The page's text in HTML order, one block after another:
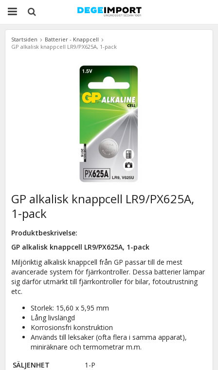
Startsiden
Batterier - Knappcell
GP alkalisk knappcell LR9/PX625A, 1-pack
GP alkalisk knappcell LR9/PX625A,
1-pack
Produktbeskrivelse:
GP alkalisk knappcell LR9/PX625A, 1-pack
Miljöriktig alkalisk knappcell från GP passar till de mest
avancerade system för fjärrkontroller. Dessa batterier lämpar
sig därför utmärkt till fjärrkontroller för bilar, fotoutrustning
etc.
Storlek: 15,60 x 5,95 mm
Lång livslängd
Korrosionsfri konstruktion
Används till leksaker (ofta flera i samma apparat),
miniräknare och termometrar m.m.
SÄLJENHET
1-P